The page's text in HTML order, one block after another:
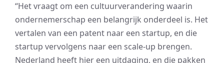
“Het vraagt om een cultuurverandering waarin
ondernemerschap een belangrijk onderdeel is. Het
vertalen van een patent naar een startup, en die
startup vervolgens naar een scale-up brengen.
Nederland heeft hier een uitdaging, en die pakken